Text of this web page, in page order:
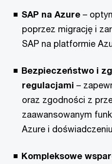
SAP na Azure –
poprzez migrację i
SAP na platformie
Bezpieczeństwo i
regulacjami –
oraz zgodności z
zaawansowanym
Azure i
Kompleksowe